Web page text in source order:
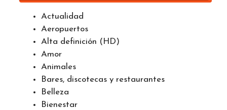
Actualidad
Aeropuertos
Alta definición (HD)
Amor
Animales
Bares, discotecas y restaurantes
Belleza
Bienestar